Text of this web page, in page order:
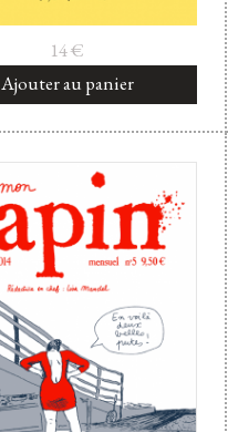
14€
Ajouter au panier